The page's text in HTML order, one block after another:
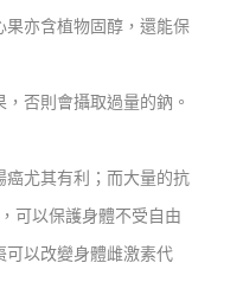
果亦含植物固醇，還能保
否則會攝取過量的鈉。
癌尤其有利；而大量的抗
可以保護身體不受自由
可以改變身體雌激素代